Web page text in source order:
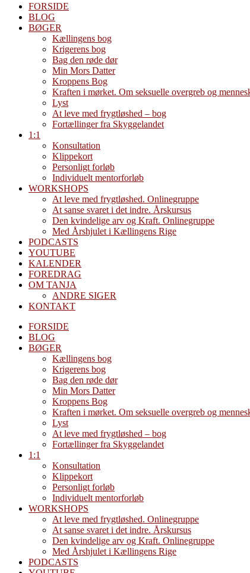
FORSIDE
BLOG
BØGER
Kællingens bog
Krigerens bog
Bag den røde dør
Min Mors Datter
Kroppens Bog
Kraften i mørket. Om seksuelle overgreb og
Lyst
At leve med frygtløshed – bog
Fortællinger fra Skyggelandet
1:1
Konsultation
Klippekort
Personligt forløb
Individuelt mentorforløb
WORKSHOPS
At leve med frygtløshed. Onlinegruppe
At sanse svaret i det indre. Årskursus
Den kvindelige arv og Kraft. Onlinegruppe
Med Årshjulet i Kællingens Rige
PODCASTS
YOUTUBE
KALENDER
FOREDRAG
OM TANJA
ANDRE SIGER
KONTAKT
FORSIDE
BLOG
BØGER
Kællingens bog
Krigerens bog
Bag den røde dør
Min Mors Datter
Kroppens Bog
Kraften i mørket. Om seksuelle overgreb og
Lyst
At leve med frygtløshed – bog
Fortællinger fra Skyggelandet
1:1
Konsultation
Klippekort
Personligt forløb
Individuelt mentorforløb
WORKSHOPS
At leve med frygtløshed. Onlinegruppe
At sanse svaret i det indre. Årskursus
Den kvindelige arv og Kraft. Onlinegruppe
Med Årshjulet i Kællingens Rige
PODCASTS